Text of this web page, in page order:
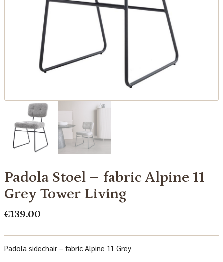
Padola Stoel – fabric Alpine 11
Grey Tower Living
€139.00
Padola sidechair – fabric Alpine 11 Grey